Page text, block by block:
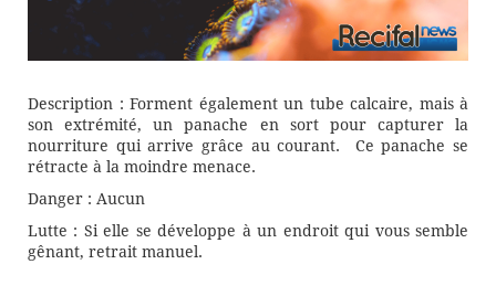
Description : Forment également un tube calcaire, mais à
son extrémité, un panache en sort pour capturer la
nourriture qui arrive grâce au courant. Ce panache se
rétracte à la moindre menace.
Danger : Aucun
Lutte : Si elle se développe à un endroit qui vous semble
gênant, retrait manuel.